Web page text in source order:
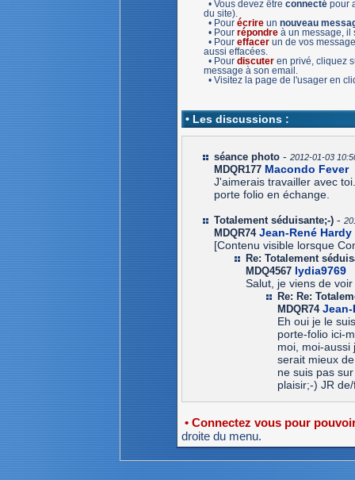
• Vous devez être connectépour
du site).
• Pour écrireun nouveau
• Pour répondreà un message, il
• Pour effacerun de vos
aussi effacées.
• Pour discuteren privé, cliquez
message à son email.
• Visitez la page de l'usager en
• Les discussions :
séance photo -2012-01-03
MDQR177 Macondo Fever
J'aimerais travailler avec
porte folio en échange.
Totalement séduisante;-) -
MDQR74 Jean-René Hardy
[Contenu visible lorsque
Re: Totalement
MDQ4567 lydia9769
Salut, je viens de
Re: Re:
MDQR74 Jean-
Eh oui je le
porte-folio ici-
moi, moi-aussi
serait mieux
ne suis pas
plaisir;-) JR
• Connectez vous pour
droite du menu.